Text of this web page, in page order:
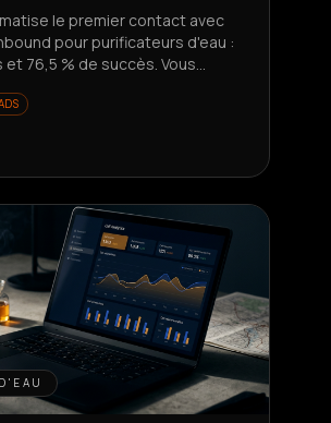
le premier contact avec
pour purificateurs d'eau :
76,5 % de succès. Vous